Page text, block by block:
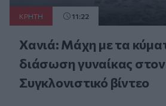
ΚΡΗΤΗ 11:22
Χανιά: Μάχη με τα
διάσωση γυναίκας
Συγκλονιστικό βίντεο